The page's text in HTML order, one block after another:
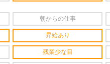
朝からの仕事
昇給あり
残業少な目